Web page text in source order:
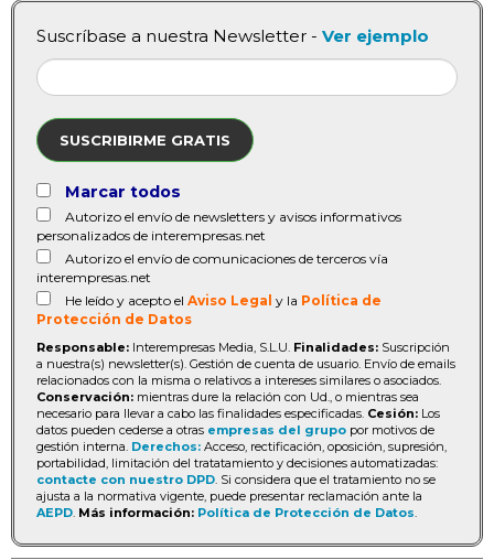
Suscríbase a nuestra Newsletter - Ver ejemplo
SUSCRIBIRME GRATIS
Marcar todos
Autorizo el envío de newsletters y avisos informativos
personalizados de interempresas.net
Autorizo el envío de comunicaciones de terceros vía
interempresas.net
He leído y acepto el Aviso Legal y la Política de
Protección de Datos
Responsable: Interempresas Media, S.L.U. Finalidades: Suscripción
a nuestra(s) newsletter(s). Gestión de cuenta de usuario. Envío de emails
relacionados con la misma o relativos a intereses similares o asociados.
Conservación: mientras dure la relación con Ud., o mientras sea
necesario para llevar a cabo las finalidades especificadas. Cesión: Los
datos pueden cederse a otras empresas del grupo por motivos de
gestión interna. Derechos: Acceso, rectificación, oposición, supresión,
portabilidad, limitación del tratatamiento y decisiones automatizadas:
contacte con nuestro DPD . Si considera que el tratamiento no se
ajusta a la normativa vigente, puede presentar reclamación ante la
AEPD Más información: Política de Protección de Datos